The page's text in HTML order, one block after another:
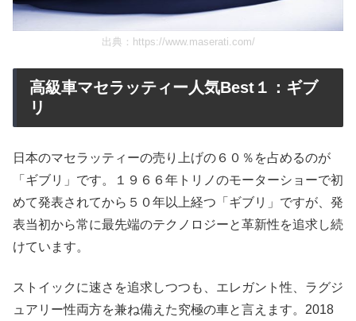
出典： https://www.maserati.com/
高級車マセラッティー人気Best１：ギブ
リ
日本のマセラッティーの売り上げの６０％を占めるのが
「ギブリ」です。１９６６年トリノのモーターショーで初
めて発表されてから５０年以上経つ「ギブリ」ですが、発
表当初から常に最先端のテクノロジーと革新性を追求し続
けています。
ストイックに速さを追求しつつも、エレガント性、ラグジ
ュアリー性両方を兼ね備えた究極の車と言えます。2018